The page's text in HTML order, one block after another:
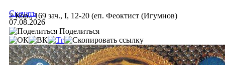
2 Кор., 169 зач., I, 12-20 (еп. Феоктист (Игумнов)
Скачать
07.08.2026
Поделиться